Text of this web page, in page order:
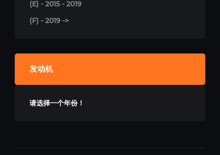
(E) - 2015 - 2019
(F) - 2019 ->
发动机
请选择一个年份！